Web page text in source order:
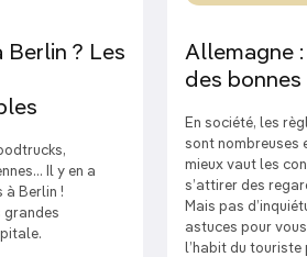
Berlin ? Les
Il y en a
à Berlin !
grandes
Allemagne
des bonnes
En société, les
sont nombreuses
mieux vaut les
s’attirer des
Mais pas
astuces pour
l’habit du